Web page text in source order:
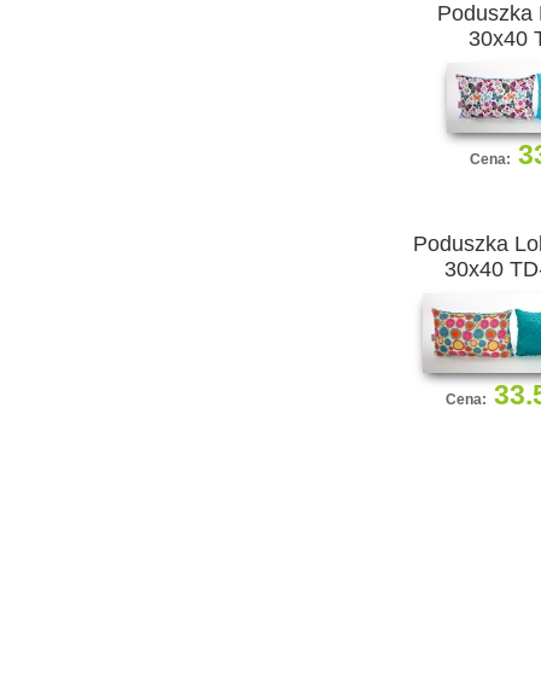
Poduszka
30x40
Cena:
Poduszka
30x40
Cena: